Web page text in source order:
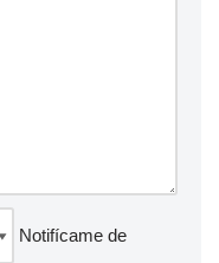
Notifícame de